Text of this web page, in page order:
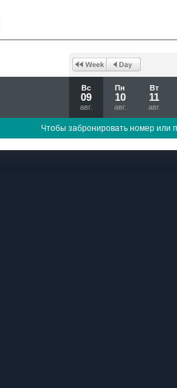
Вс
09
авг.
Пн
10
авг.
Вт
11
авг.
Чтобы забронировать номер